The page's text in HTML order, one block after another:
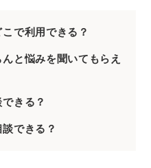
トトラブルの無料法律
く
は相関図を作成する
で利用できる？
と悩みを聞いてもらえ
きる？
できる？